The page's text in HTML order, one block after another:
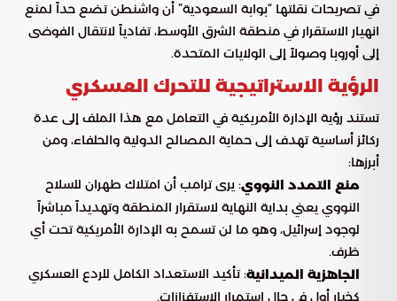
في تصريحات نقلتها “بوابة السعودية” أن واشنطن تضع حداً لمنع
انهيار الاستقرار في منطقة الشرق الأوسط، تفادياً لانتقال الفوضى
إلى أوروبا وصولاً إلى الولايات المتحدة.
الرؤية الاستراتيجية للتحرك العسكري
تستند رؤية الإدارة الأمريكية في التعامل مع هذا الملف إلى عدة
ركائز أساسية تهدف إلى حماية المصالح الدولية والحلفاء، ومن
أبرزها:
منع التمدد النووي: يرى ترامب أن امتلاك طهران للسلاح
النووي يعني بداية النهاية لاستقرار المنطقة وتهديداً مباشراً
لوجود إسرائيل، وهو ما لن تسمح به الإدارة الأمريكية تحت أي
ظرف.
الجاهزية الميدانية: تأكيد الاستعداد الكامل للردع العسكري
كخيار أول في حال استمرار الاستفزازات.